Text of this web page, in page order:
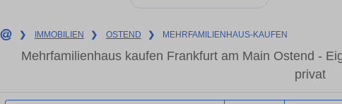
❯ IMMOBILIEN ❯ OSTEND ❯ MEHRFAMILIENHAUS-KAUFEN
Mehrfamilienhaus kaufen Frankfurt am Main Ostend -
privat